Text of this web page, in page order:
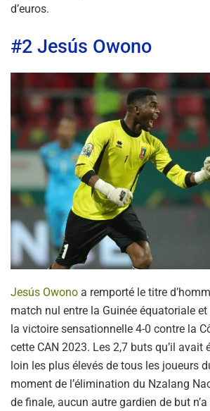
d’euros.
#2 Jesús Owono
Jesús Owono a remporté le titre
match nul entre la Guinée équatoriale
la victoire sensationnelle 4-0 contre la
cette CAN 2023. Les 2,7 buts qu’il avait
loin les plus élevés de tous les joueurs
moment de l’élimination du Nzalang
de finale, aucun autre gardien de but